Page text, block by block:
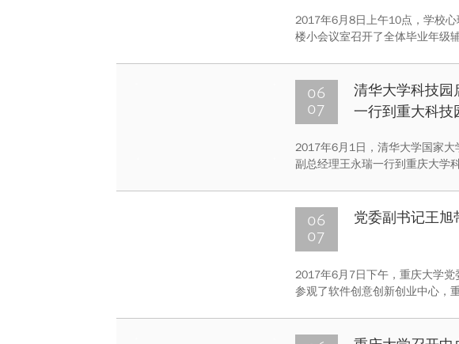
2017年6月8日上午10点，学校
楼小会议室召开了全体毕业年级
06
07
清华大学科技园
一行到重大科技
2017年6月1日，清华大学国家
副总经理王永瑞一行到重庆大学
06
07
党委副书记王旭
2017年6月7日下午，重庆大学
参观了软件创意创新创业中心，